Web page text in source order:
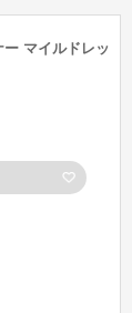
マイルドレッ